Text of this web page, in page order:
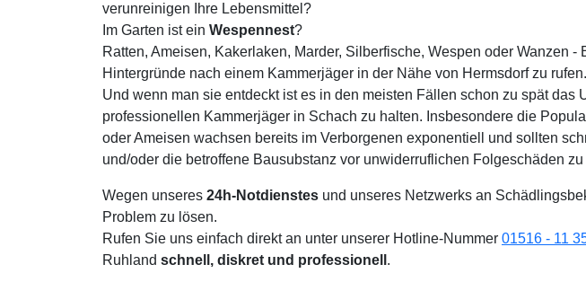
verunreinigen Ihre Lebensmittel?
Im Garten ist ein Wespennest?
Ratten, Ameisen, Kakerlaken, Marder, Silberfische, Wespen oder Wanzen -
Hintergründe nach einem Kammerjäger in der Nähe von Hermsdorf zu rufen.
Und wenn man sie entdeckt ist es in den meisten Fällen schon zu spät das
professionellen Kammerjäger in Schach zu halten. Insbesondere die
oder Ameisen wachsen bereits im Verborgenen exponentiell und sollten
und/oder die betroffene Bausubstanz vor unwiderruflichen Folgeschäden
Wegen unseres 24h-Notdienstes und unseres Netzwerks an
Problem zu lösen.
Rufen Sie uns einfach direkt an unter unserer Hotline-Nummer 01516 - 11
Ruhland schnell, diskret und professionell .